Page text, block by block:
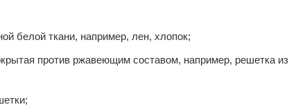
белой ткани, например, лен, хлопок;
против ржавеющим составом, например, решетка из